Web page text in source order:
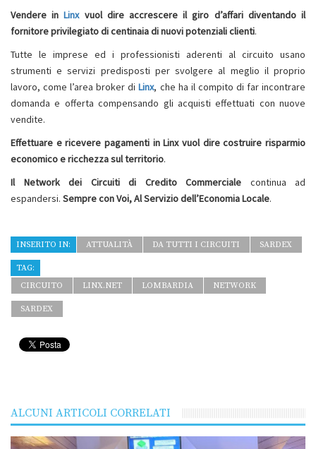
Vendere inLinxvuol dire accrescere il giro d’affari diventando il
fornitore privilegiato di centinaia di nuovi potenziali clienti.
Tutte le imprese ed i professionisti aderenti al circuito usano
strumenti e servizi predisposti per svolgere al meglio il proprio
lavoro, come l’area broker di Linx, che ha il compito di far incontrare
domanda e offerta compensando gli acquisti effettuati con nuove
vendite.
Effettuare e ricevere pagamenti in Linx vuol dire costruire risparmio
economico e ricchezza sul territorio.
Il Network dei Circuiti di Credito Commerciale continua ad
espandersi. Sempre con Voi,Al Servizio dell’Economia Locale.
INSERITO IN: ATTUALITÀ DA TUTTI I CIRCUITI SARDEX
TAG:
CIRCUITO
LINX.NET LOMBARDIA NETWORK
SARDEX
ALCUNI ARTICOLI CORRELATI